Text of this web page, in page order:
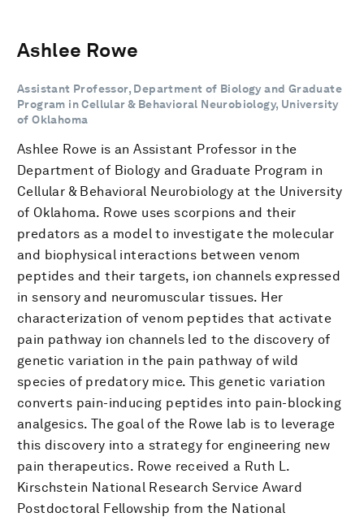
Ashlee Rowe
Assistant Professor, Department of Biology and Graduate
Program in Cellular & Behavioral Neurobiology, University
of Oklahoma
Ashlee Rowe is an Assistant Professor in the
Department of Biology and Graduate Program in
Cellular & Behavioral Neurobiology at the University
of Oklahoma. Rowe uses scorpions and their
predators as a model to investigate the molecular
and biophysical interactions between venom
peptides and their targets, ion channels expressed
in sensory and neuromuscular tissues. Her
characterization of venom peptides that activate
pain pathway ion channels led to the discovery of
genetic variation in the pain pathway of wild
species of predatory mice. This genetic variation
converts pain-inducing peptides into pain-blocking
analgesics. The goal of the Rowe lab is to leverage
this discovery into a strategy for engineering new
pain therapeutics. Rowe received a Ruth L.
Kirschstein National Research Service Award
Postdoctoral Fellowship from the National